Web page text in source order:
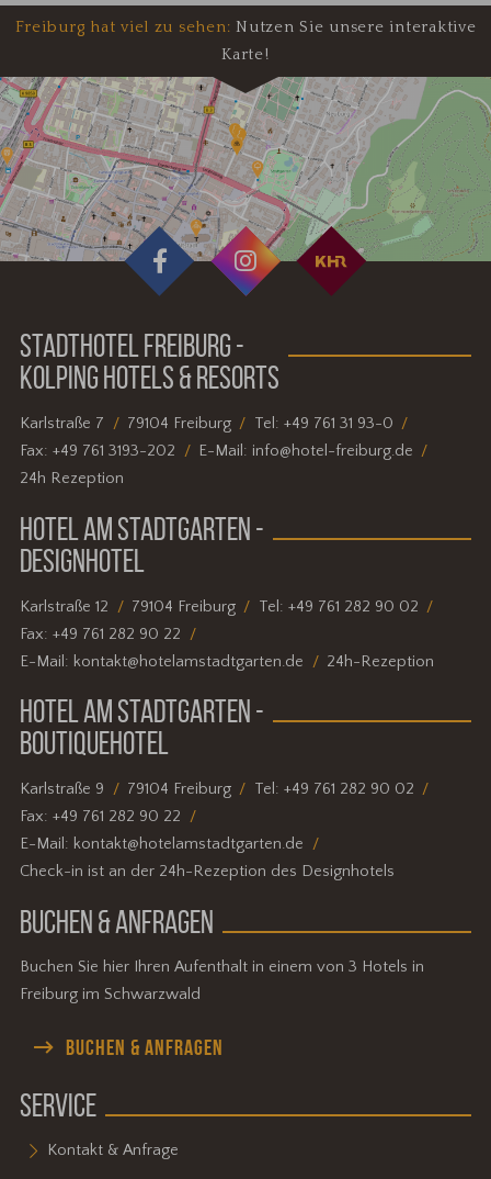
Freiburg hat viel zu sehen: Nutzen Sie unsere interaktive
Karte!
STADTHOTEL FREIBURG -
KOLPING HOTELS & RESORTS
Karlstraße 7 79104 Freiburg Tel: +49 761 31 93-0
Fax:+49 761 3193-202 E-Mail: info@hotel-freiburg.de
24h Rezeption
HOTEL AM STADTGARTEN -
DESIGNHOTEL
Karlstraße 12 79104 Freiburg Tel: +49 761 282 90 02
Fax:+49 761 282 90 22
E-Mail: kontakt@hotelamstadtgarten.de 24h-Rezeption
HOTEL AM STADTGARTEN -
BOUTIQUEHOTEL
Karlstraße 9 79104 Freiburg Tel: +49 761 282 90 02
Fax:+49 761 282 90 22
E-Mail: kontakt@hotelamstadtgarten.de
Check-in ist an der 24h-Rezeption des Designhotels
BUCHEN & ANFRAGEN
Buchen Sie hier Ihren Aufenthalt in einem von 3 Hotels in
Freiburg im Schwarzwald
BUCHEN & ANFRAGEN
SERVICE
Kontakt & Anfrage